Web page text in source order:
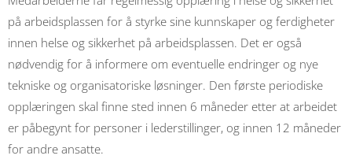
på arbeidsplassen for å styrke sine kunnskaper og ferdigheter
innen helse og sikkerhet på arbeidsplassen. Det er også
nødvendig for å informere om eventuelle endringer og nye
tekniske og organisatoriske løsninger. Den første periodiske
opplæringen skal finne sted innen 6 måneder etter at arbeidet
er påbegynt for personer i lederstillinger, og innen 12 måneder
for andre ansatte.